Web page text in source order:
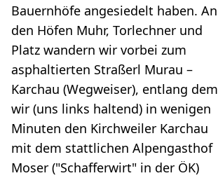
Bauernhöfe angesiedelt haben. An
den Höfen Muhr, Torlechner und
Platz wandern wir vorbei zum
asphaltierten Straßerl Murau –
Karchau (Wegweiser), entlang dem
wir (uns links haltend) in wenigen
Minuten den Kirchweiler Karchau
mit dem stattlichen Alpengasthof
Moser ("Schafferwirt" in der ÖK)